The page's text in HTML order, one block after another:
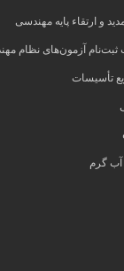
و ارتقاء پایه مهندسی
ثبت‌نام آزمون‌های نظام
تأسیسات
آب گرم